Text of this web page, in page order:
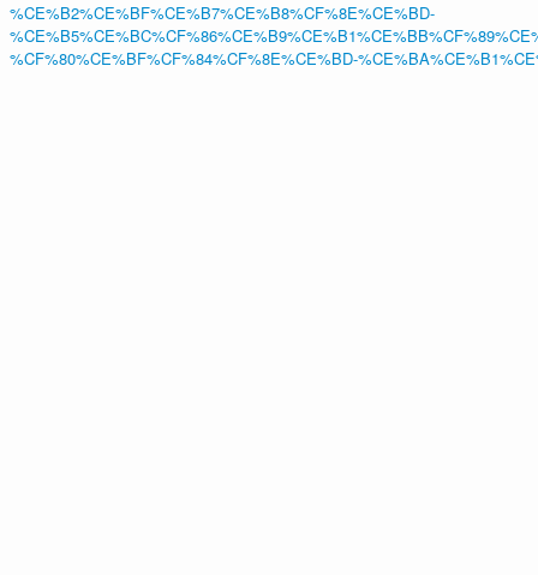
%CE%B2%CE%BF%CE%B7%CE%B8%CF%8E%CE%BD-
%CF%80%CE%BF%CF%84%CF%8E%CE%BD-